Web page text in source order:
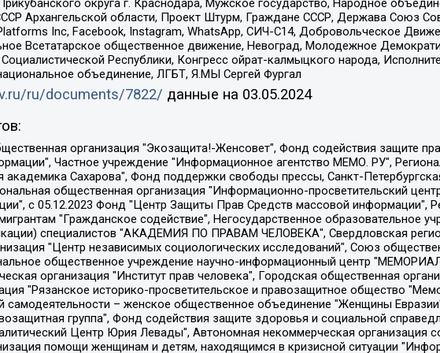
округа г. Краснодара, Мужское государство, Народное
Архангельской области, Проект Штурм, Граждане СССР, Держава Союз
Inc, Facebook, Instagram, WhatsApp, СИЧ-С14, Добровольческое
Всетатарское общественное движение, Невоград, Молодежное
Республики, Конгресс ойрат-калмыцкого народа,
объединение, ЛГБТ, Я.МЫ Сергей Фургал
ru/documents/7822/ данные на 03.05.2024
в кризисной ситуации "Информационно-методический центр "Анна", Фонд содействия развитию массовых коммуникаций и правовому просвещению "Так-так-Так", Фонд содействия устойчивому развитию "Серебряная тайга", Свердловский региональный общественный фонд социальных проектов "Новое время", "Idel.Реалии", Кавказ.Реалии, Крым.Реалии, Телеканал Настоящее Время, Татаро-башкирская служба Радио Свобода (Azatliq Radiosi), Радио Свободная Европа/Радио Свобода (PCE/PC), "Сибирь.Реалии", "Фактограф", Благотворительный фонд помощи осужденным и их семьям, Автономная некоммерческая организация "Институт глобализации и социальных движений", Фонд "В защиту прав заключенных", Частное учреждение "Центр поддержки и содействия развитию средств массовой информации", Пензенский региональный общественный благотворительный фонд "Гражданский союз", "Север.Реалии", Некоммерческая организация Фонд "Правовая инициатива", Общество с ограниченной ответственностью "Радио Свободная Европа/Радио Свобода", Чешское информационное агентство "MEDIUM-ORIENT", Красноярская региональная общественная организация "Мы против СПИДа", Камалягин Денис Николаевич, Маркелов Сергей Евгеньевич, Пономарев Лев Александрович, Савицкая Людмила Алексеевна, Автономная некоммерческая организация "Центр по работе с проблемой насилия "НАСИЛИЮ.НЕТ", Межрегиональный профессиональный союз работников здравоохранения "Альянс врачей", Юридическое лицо, зарегистрированное в Латвийской Республике, SIA "Medusa Project" (регистрационный номер 40103797863, дата регистрации 10.06.2014), Некоммерческая организация "Фонд по борьбе с коррупцией", Автономная некоммерческая организация "Институт права и публичной политики", Баданин Роман Сергеевич, Гликин Максим Александрович, Железнова Мария Михайловна, Лукьянова Юлия Сергеевна, Маетная Елизавета Витальевна, Маняхин Петр Борисович, Чуракова Ольга Владимировна, Ярош Юлия Петровна, Юридическое лицо "The Insider SIA", зарегистрированное в Риге, Латвийская Республика (дата регистрации 26.06.2015), являющееся администратором доменного имени интернет-издания "The Insider SIA", https://theins.ru, Постернак Алексей Евгеньевич, Рубин Михаил Аркадьевич, Анин Роман Александрович, Юридическое лицо Istories fonds, зарегистрированное в Латвийской Республике (регистрационный номер 50008295751, дата регистрации 24.02.2020), Великовский Дмитрий Александрович, Долинина Ирина Николаевна, Мароховская Алеся Алексеевна, Шлейнов Роман Юрьевич, Шмагун Олеся Валентиновна, Общество с ограниченной ответственностью "Альтаир 2021", Общество с ограниченной ответственностью "Вега 2021", Общество с ограниченной ответственностью "Главный редактор 2021", Общество с ограниченной ответственностью "Ромашки монолит", Важенков Артем Валерьевич, Ивановская областная общественная организация "Центр гендерных исследований", Гурман Юрий Альбертович, Медиапроект "ОВД-Инфо", Егоров Владимир Владимирович, Жилинский Владимир Александрович, Общество с ограниченной ответственностью "ЗП", Иванова София Юрьевна, Карезина Инна Павловна, Кильтау Екатерина Викторовна, Петров Алексей Викторович, Пискунов Сергей Евгеньевич, Смирнов Сергей Сергеевич, Тихонов Михаил Сергеевич, Общество с ограниченной ответственностью "ЖУРНАЛИСТ-ИНОСТРАННЫЙ АГЕНТ", Арапова Галина Юрьевна, Вольтская Татьяна Анатольевна, Американская компания "Mason G.E.S. Anonymous Foundation" (США), являющаяся владельцем интернет-издания https://mnews.world/, Компания "Stichting Bellingcat", зарегистрированная в Нидерландах (дата регистрации 11.07.2018), Захаров Андрей Вячеславович, Клепиковская Екатерина Дмитриевна, Общество с ограниченной ответственностью "МЕМО", Перл Роман Александрович, Симонов Евгений Алексеевич, Соловьева Елена Анатольевна, Сотников Даниил Владимирович, Сурначева Елизавета Дмитриевна, Автономная некоммерческая организация по защите прав человека и информированию населения "Якутия – Наше Мнение", Общество с ограниченной ответственностью "Москоу диджитал медиа", с 26.01.2023 Общество с ограниченной ответственностью "Чайка Белые сады", Ветошкина Валерия Валерьевна, Заговора Максим Александрович, Межрегиональное общественное движение "Российская ЛГБТ - сеть", Оленичев Максим Владимирович, Павлов Иван Юрьевич, Скворцова Елена Сергеевна, Общество с ограниченной ответственностью "Как бы инагент", Кочетков Игорь Викторович, Общество с ограниченной ответственностью "Честные выборы", Еланчик Олег Александрович, Общество с ограниченной ответственностью "Нобелевский призыв", Гималова Регина Эмилевна, Григорьев Андрей Валерьевич, Григорьева Алина Александровна, Ассоциация по содействию защите прав призывников, альтернативнослужащих и военнослужащих "Правозащитная группа